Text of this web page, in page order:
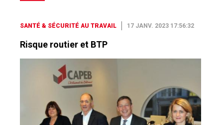
SANTÉ & SÉCURITÉ AU TRAVAIL 17 JANV. 2023 17:56:32
Risque routier et BTP